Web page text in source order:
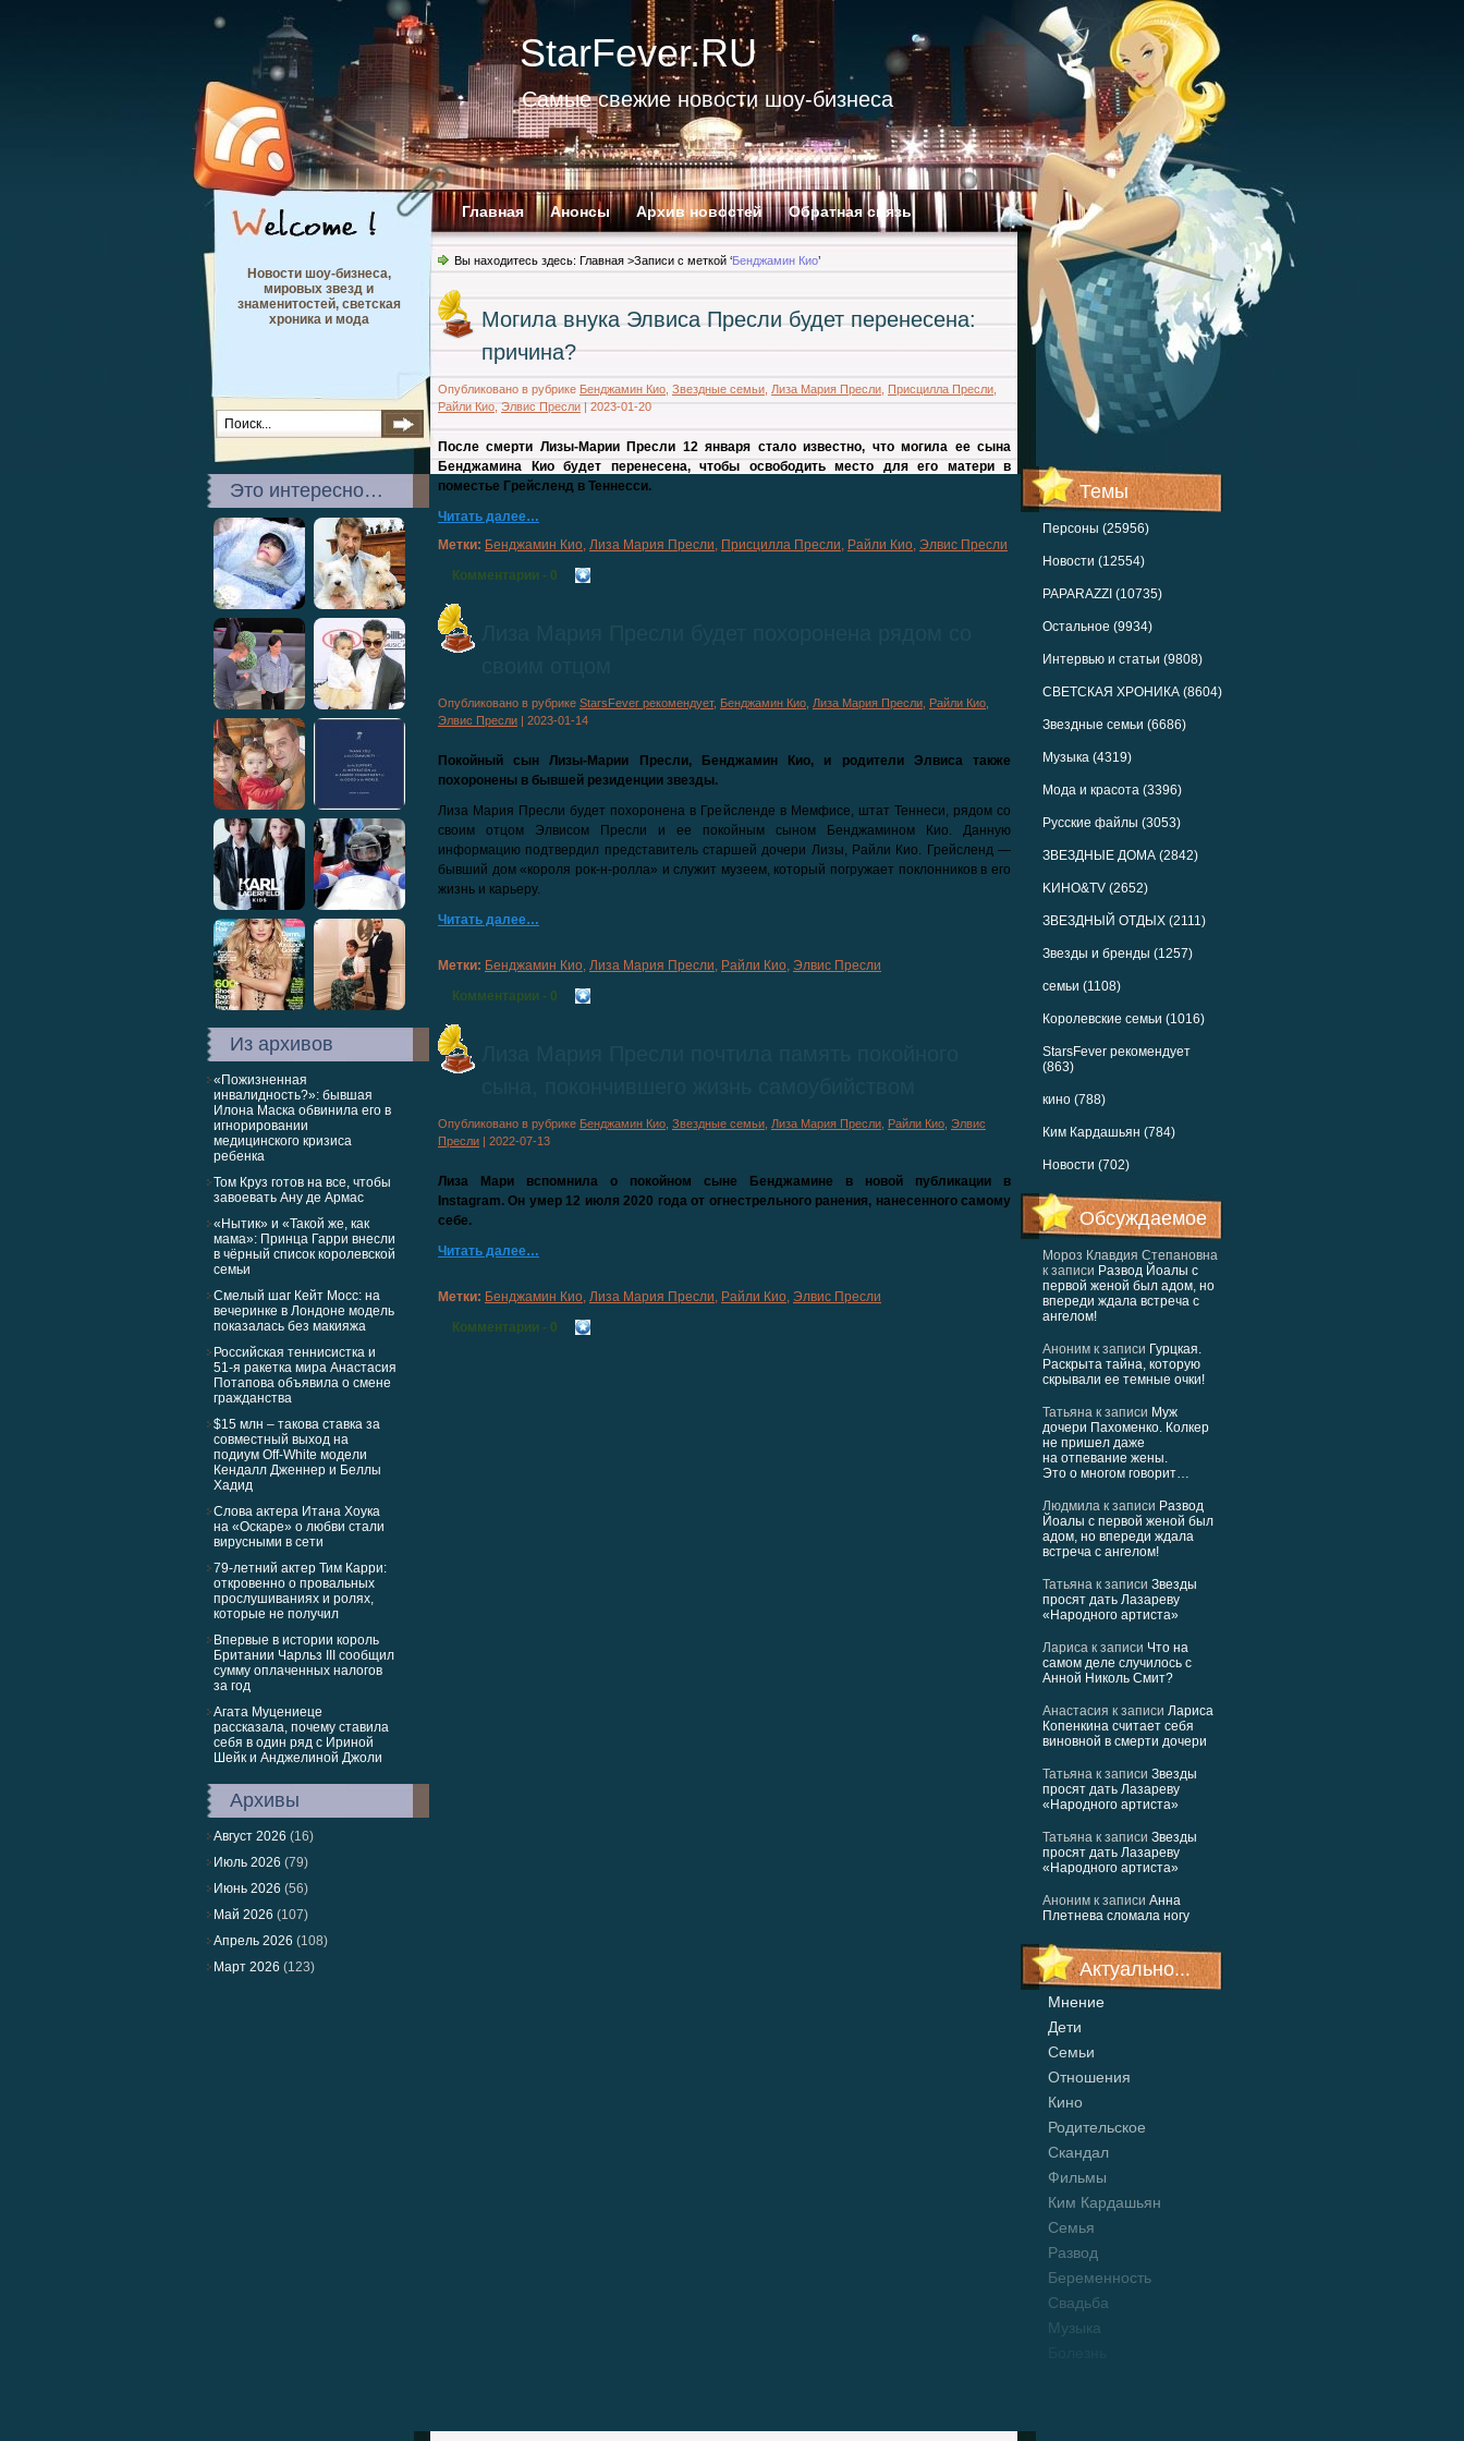
StarFever.RU
Самые свежие новости шоу-бизнеса
Главная Анонсы Архив новостей Обратная связь
Темы
Персоны (25956)
Новости (12554)
PAPARAZZI (10735)
Остальное (9934)
Интервью и статьи (9808)
СВЕТСКАЯ ХРОНИКА (8604)
Звездные семьи (6686)
Музыка (4319)
Мода и красота (3396)
Русские файлы (3053)
ЗВЕЗДНЫЕ ДОМА (2842)
KИНО&TV (2652)
ЗВЕЗДНЫЙ ОТДЫХ (2111)
Звезды и бренды (1257)
семьи (1108)
Королевские семьи (1016)
StarsFever рекомендует
(863)
кино (788)
Ким Кардашьян (784)
Новости (702)
Обсуждаемое
Мороз Клавдия Степановна
к записи Развод Йоалы с
первой женой был адом, но
впереди ждала встреча с
ангелом!
Аноним к записи Гурцкая.
Раскрыта тайна, которую
скрывали ее темные очки!
Татьяна к записи Муж
дочери Пахоменко. Колкер
не пришел даже
на отпевание жены.
Это о многом говорит…
Людмила к записи Развод
Йоалы с первой женой был
адом, но впереди ждала
встреча с ангелом!
Татьяна к записи Звезды
просят дать Лазареву
«Народного артиста»
Лариса к записи Что на
самом деле случилось с
Анной Николь Смит?
Анастасия к записи Лариса
Копенкина считает себя
виновной в смерти дочери
Татьяна к записи Звезды
просят дать Лазареву
«Народного артиста»
Татьяна к записи Звезды
просят дать Лазареву
«Народного артиста»
Аноним к записи Анна
Плетнева сломала ногу
Актуально...
Мнение
Дети
Семьи
Отношения
Кино
Родительское
Скандал
Фильмы
Ким Кардашьян
Семья
Развод
Беременность
Свадьба
Музыка
Новости шоу-бизнеса,
мировых звезд и
знаменитостей, светская
хроника и мода
Это интересно…
Из архивов
«Пожизненная
инвалидность?»: бывшая
Илона Маска обвинила его в
игнорировании
медицинского кризиса
ребенка
Том Круз готов на все, чтобы
завоевать Ану де Армас
«Нытик» и «Такой же, как
мама»: Принца Гарри внесли
в чёрный список королевской
семьи
Смелый шаг Кейт Мосс: на
вечеринке в Лондоне модель
показалась без макияжа
Российская теннисистка и
51-я ракетка мира Анастасия
Потапова объявила о смене
гражданства
$15 млн – такова ставка за
совместный выход на
подиум Off-White модели
Кендалл Дженнер и Беллы
Хадид
Слова актера Итана Хоука
на «Оскаре» о любви стали
вирусными в сети
79-летний актер Тим Карри:
откровенно о провальных
прослушиваниях и ролях,
которые не получил
Впервые в истории король
Британии Чарльз III сообщил
сумму оплаченных налогов
за год
Агата Муцениеце
рассказала, почему ставила
себя в один ряд с Ириной
Шейк и Анджелиной Джоли
Архивы
Август 2026 (16)
Июль 2026 (79)
Июнь 2026 (56)
Май 2026 (107)
Апрель 2026 (108)
Март 2026 (123)
Вы находитесь здесь: Главная >Записи с меткой ‘Бенджамин Кио’
Могила внука Элвиса Пресли будет перенесена:
причина?
Опубликовано в рубрике Бенджамин Кио Звездные семьи Лиза Мария Пресли Присцилла Пресли
Райли Кио Элвис Пресли | 2023-01-20
После смерти Лизы-Марии Пресли 12 января стало известно, что могила ее сына
Бенджамина Кио будет перенесена, чтобы освободить место для его матери в
поместье Грейсленд в Теннесси.
Читать далее…
Метки: Бенджамин Кио, Лиза Мария Пресли, Присцилла Пресли, Райли Кио, Элвис Пресли
Комментарии - 0
Опубликовано в рубрике StarsFever рекомендует, Бенджамин Кио Лиза Мария Пресли Райли Кио
Элвис Пресли | 2023-01-14
Покойный сын Лизы-Марии Пресли, Бенджамин Кио, и родители Элвиса также
похоронены в бывшей резиденции звезды.
Лиза Мария Пресли будет похоронена в Грейсленде в Мемфисе, штат Теннеси, рядом со
своим отцом Элвисом Пресли и ее покойным сыном Бенджамином Кио. Данную
информацию подтвердил представитель старшей дочери Лизы, Райли Кио. Грейсленд —
бывший дом «короля рок-н-ролла» и служит музеем, который погружает поклонников в его
жизнь и карьеру.
Читать далее…
Метки: Бенджамин Кио, Лиза Мария Пресли, Райли Кио, Элвис Пресли
Комментарии - 0
Опубликовано в рубрике Бенджамин Кио Звездные семьи Лиза Мария Пресли Райли Кио Элвис
Пресли | 2022-07-13
Лиза Мари вспомнила о покойном сыне Бенджамине в новой публикации в
Instagram. Он умер 12 июля 2020 года от огнестрельного ранения, нанесенного самому
себе.
Читать далее…
Метки: Бенджамин Кио, Лиза Мария Пресли, Райли Кио, Элвис Пресли
Комментарии - 0